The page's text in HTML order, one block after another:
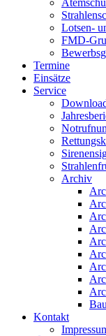
Lotsen-
FMD-
Termine
Einsätze
Service
Archiv
Kontakt